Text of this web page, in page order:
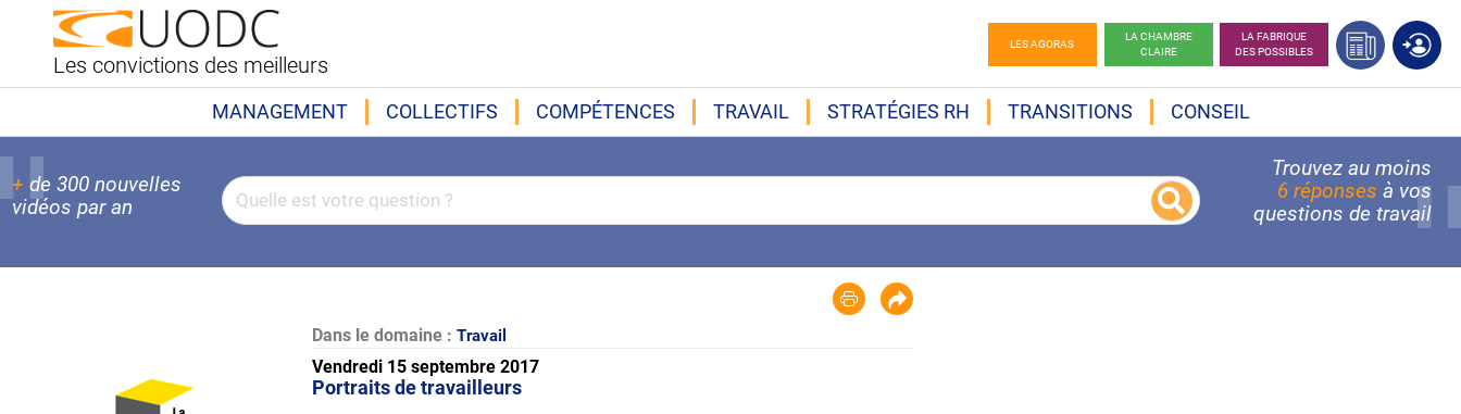
Les convictions des meilleurs
LES AGORAS
LA CHAMBRE
CLAIRE
LA FABRIQUE
DES POSSIBLES
MANAGEMENT COLLECTIFS COMPÉTENCES TRAVAIL STRATÉGIES RH TRANSITIONS CONSEIL
+ de 300 nouvelles
vidéos par an
Trouvez au moins
6 réponses à vos
questions de travail
Dans le domaine : Travail
Vendredi 15 septembre 2017
Portraits de travailleurs